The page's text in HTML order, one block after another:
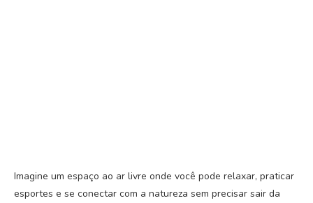
Imagine um espaço ao ar livre onde você pode relaxar, praticar
esportes e se conectar com a natureza sem precisar sair da